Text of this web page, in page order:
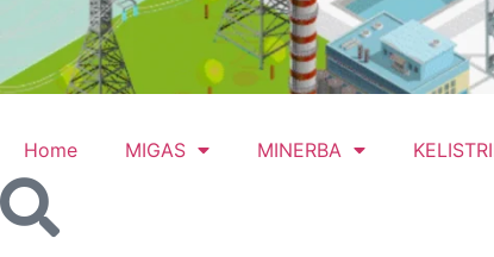
Home MIGAS MINERBA